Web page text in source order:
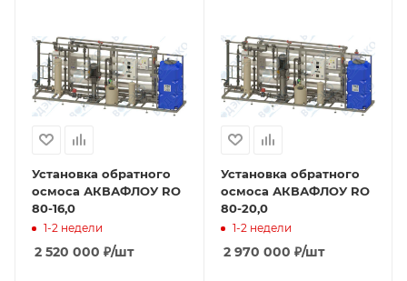
Установка обратного
осмоса АКВАФЛОУ RO
80-16,0
1-2 недели
2 520 000 ₽/шт
Установка обратного
осмоса АКВАФЛОУ RO
80-20,0
1-2 недели
2 970 000 ₽/шт